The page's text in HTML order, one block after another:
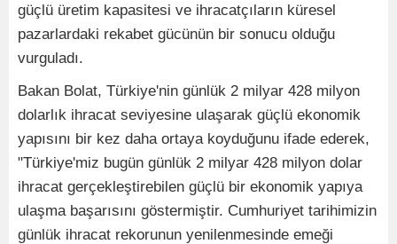
güçlü üretim kapasitesi ve ihracatçıların küresel
pazarlardaki rekabet gücünün bir sonucu olduğu
vurguladı.
Bakan Bolat, Türkiye'nin günlük 2 milyar 428 milyon
dolarlık ihracat seviyesine ulaşarak güçlü ekonomik
yapısını bir kez daha ortaya koyduğunu ifade ederek,
"Türkiye'miz bugün günlük 2 milyar 428 milyon dolar
ihracat gerçekleştirebilen güçlü bir ekonomik yapıya
ulaşma başarısını göstermiştir. Cumhuriyet tarihimizin
günlük ihracat rekorunun yenilenmesinde emeği